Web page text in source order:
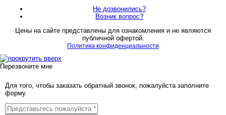
Не дозвонились?
Возник вопрос?
Цены на сайте представлены для ознакомления и не являются
публичной офертой.
Политика конфиденциальности
Перезвоните мне
Для того, чтобы заказать обратный звонок, пожалуйста заполните
форму.